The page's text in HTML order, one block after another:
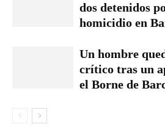
dos detenidos
homicidio en
Un hombre
crítico tras un
el Borne de